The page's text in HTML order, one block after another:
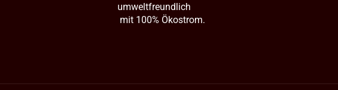
umweltfreundlich
mit 100% Ökostrom.